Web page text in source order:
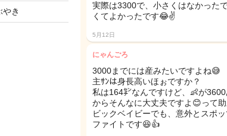
き
実際は3300で、小さくはなかった
くてよかったです😂✌
5月12日
にゃんごろ
3000までには産みたいですよね😅
主ｻﾝは身長高いほぉですか？
私は164㌢なんですけど、👶が
からそんなに大丈夫ですよ😊って
ビックベイビーでも、意外とスポッ
ファイトです😆👍